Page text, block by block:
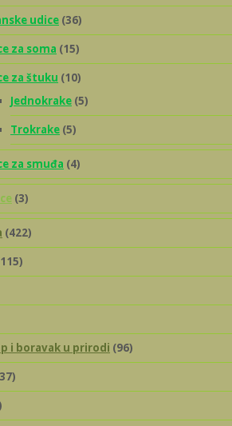
udice (36)
za soma (15)
za štuku (10)
Jednokrake (5)
Trokrake (5)
za smuđa (4)
(3)
(422)
i boravak u prirodi (96)